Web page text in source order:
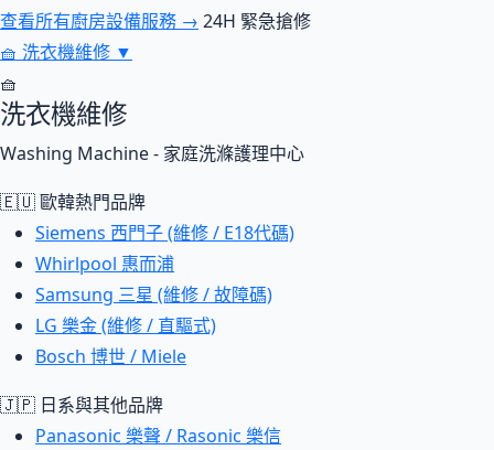
查看所有廚房設備服務 → 24H 緊急搶修
🧺 洗衣機維修 ▼
🧺
洗衣機維修
Washing Machine - 家庭洗滌護理中心
🇪🇺 歐韓熱門品牌
Siemens 西門子 (維修 / E18代碼)
Whirlpool 惠而浦
Samsung 三星 (維修 / 故障碼)
LG 樂金 (維修 / 直驅式)
Bosch 博世 / Miele
🇯🇵 日系與其他品牌
Panasonic 樂聲 / Rasonic 樂信